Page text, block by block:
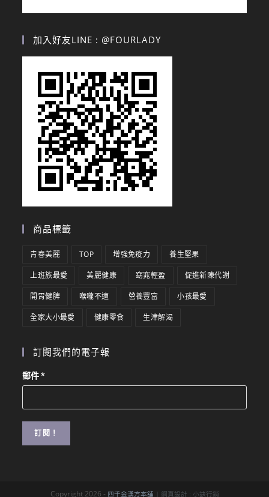
加入好友LINE : @FOURLADY
商品標籤
青春美麗 TOP 增強免疫力 養生堅果
上班族最愛 美麗健康 窈窕輕盈 促進新陳代謝
開胃健脾 喉嚨不適 營養豐富 小孩最愛
全家大小最愛 健康零食 生津解渴
訂閱我們的電子報
郵件*
Copyright 2026 - 四千金漢方本舖 | 網頁設計 : 小訣行銷